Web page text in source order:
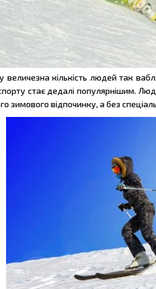
кількість людей так
стає дедалі популярнішим.
зимового відпочинку, а без